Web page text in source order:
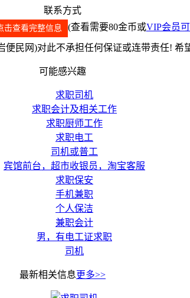
联系方式
击查看完整信息 (查看需要80金币或VIP会员
民网)对此不承担任何保证或连带责任! 希
可能感兴趣
求职司机
求职会计及相关工作
求职厨师工作
求职电工
司机或普工
宾馆前台，超市收银员，淘宝客服
求职保安
手机兼职
个人保洁
兼职会计
男，有电工证求职
司机
最新相关信息更多>>